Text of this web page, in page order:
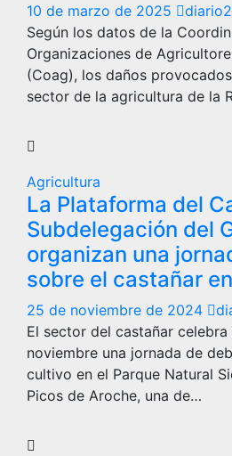
10 de marzo de 2025
Según los datos de la
Organizaciones de
(Coag), los daños
sector de la agricultura de la
Agricultura
La Plataforma del
Subdelegación del
organizan una
sobre el castañar
25 de noviembre de 2024
El sector del castañar
noviembre una jornada de
cultivo en el Parque Natural
Picos de Aroche, una de…